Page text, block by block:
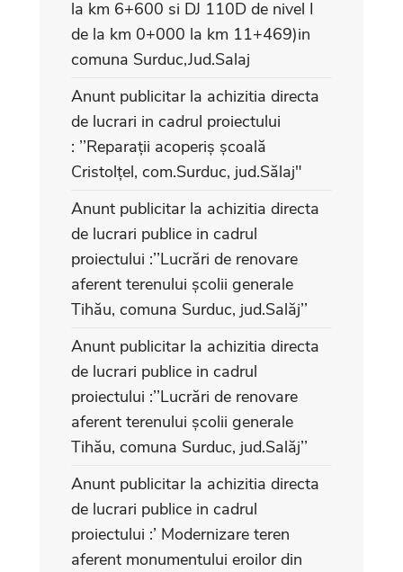
la km 6+600 si DJ 110D de nivel I
de la km 0+000 la km 11+469)in
comuna Surduc,Jud.Salaj
Anunt publicitar la achizitia directa
de lucrari in cadrul proiectului
: ’’Reparații acoperiș școală
Cristolțel, com.Surduc, jud.Sălaj"
Anunt publicitar la achizitia directa
de lucrari publice in cadrul
proiectului :’’Lucrări de renovare
aferent terenului școlii generale
Tihău, comuna Surduc, jud.Salăj’’
Anunt publicitar la achizitia directa
de lucrari publice in cadrul
proiectului :’’Lucrări de renovare
aferent terenului școlii generale
Tihău, comuna Surduc, jud.Salăj’’
Anunt publicitar la achizitia directa
de lucrari publice in cadrul
proiectului :’ Modernizare teren
aferent monumentului eroilor din